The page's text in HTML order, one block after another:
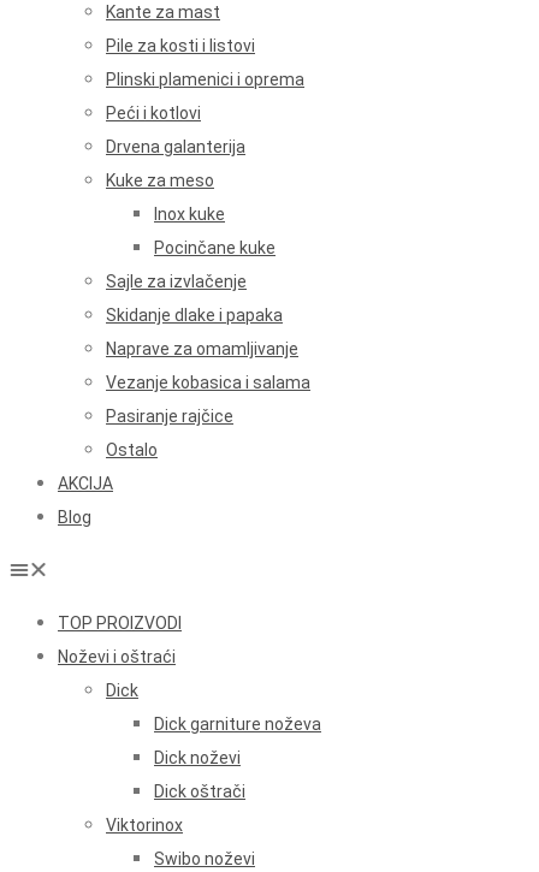
Kante za mast
Pile za kosti i listovi
Plinski plamenici i oprema
Peći i kotlovi
Drvena galanterija
Kuke za meso
Inox kuke
Pocinčane kuke
Sajle za izvlačenje
Skidanje dlake i papaka
Naprave za omamljivanje
Vezanje kobasica i salama
Pasiranje rajčice
Ostalo
AKCIJA
Blog
TOP PROIZVODI
Noževi i oštraći
Dick
Dick garniture noževa
Dick noževi
Dick oštrači
Viktorinox
Swibo noževi